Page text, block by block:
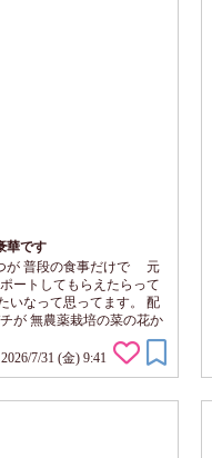
華です
が 普段の食事だけで 元
ートしてもらえたらって
いなって思ってます。 配
が 無農薬栽培の菜の花か
ル産のプロポリスを 使用し
いる ローヤルゼリーは
まフリーズドライに した
2026/7/31 (金) 9:41